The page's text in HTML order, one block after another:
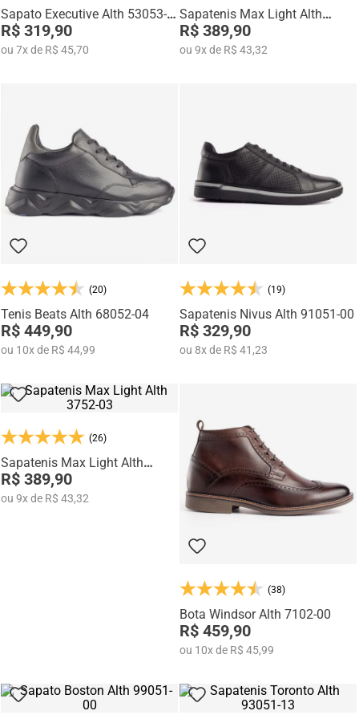
Sapato Executive Alth 53053-
01
R$ 319,90
ou 7xde R$ 45,70
Sapatenis Max Light Alth
3752-05
R$ 389,90
ou 9xde R$ 43,32
(20)
Tenis Beats Alth 68052-04
R$ 449,90
ou 10xde R$ 44,99
(19)
Sapatenis Nivus Alth 91051-00
R$ 329,90
ou 8xde R$ 41,23
(26)
Sapatenis Max Light Alth
3752-03
R$ 389,90
ou 9xde R$ 43,32
(38)
Bota Windsor Alth 7102-00
R$ 459,90
ou 10xde R$ 45,99